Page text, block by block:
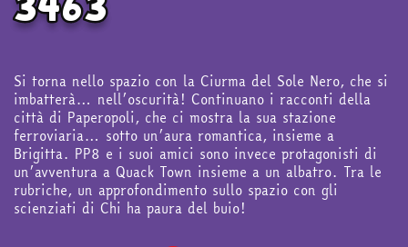
Si torna nello spazio con la Ciurma del Sole Nero, che si
imbatterà… nell’oscurità! Continuano i racconti della
città di Paperopoli, che ci mostra la sua stazione
ferroviaria… sotto un’aura romantica, insieme a
Brigitta. PP8 e i suoi amici sono invece protagonisti di
un’avventura a Quack Town insieme a un albatro. Tra le
rubriche, un approfondimento sullo spazio con gli
scienziati di Chi ha paura del buio!